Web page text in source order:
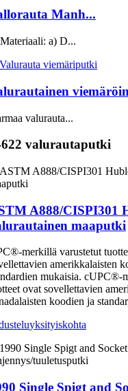
Manh...
a) D...
valurauta...
valurautaputki
A888/CISPI301
maaputki
merkillä varustetut
amerikkalaisten
mukaisia. cUPC®-
ovat sovellettavien
koodien ja
yksityiskohta
Single Spigt and